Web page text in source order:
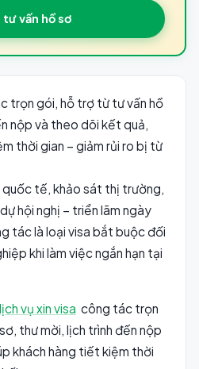
tư vấn hồ sơ
trọn gói, hỗ trợ từ tư vấn hồ
nộp và theo dõi kết quả,
thời gian – giảm rủi ro bị từ
tế, khảo sát thị trường,
hội nghị – triển lãm ngày
tác là loại visa bắt buộc đối
khi làm việc ngắn hạn tại
vụ xin visa công tác trọn
thư mời, lịch trình đến nộp
khách hàng tiết kiệm thời